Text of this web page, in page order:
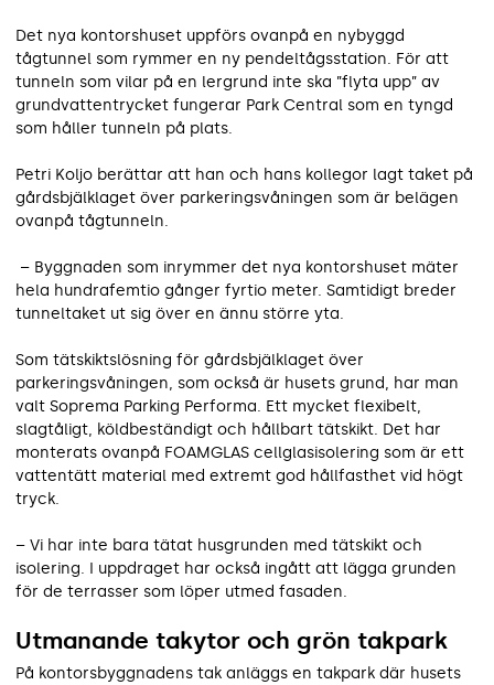
Det nya kontorshuset uppförs ovanpå en nybyggd
tågtunnel som rymmer en ny pendeltågsstation. För att
tunneln som vilar på en lergrund inte ska ”flyta upp” av
grundvattentrycket fungerar Park Central som en tyngd
som håller tunneln på plats.
Petri Koljo berättar att han och hans kollegor lagt taket på
gårdsbjälklaget över parkeringsvåningen som är belägen
ovanpå tågtunneln.
– Byggnaden som inrymmer det nya kontorshuset mäter
hela hundrafemtio gånger fyrtio meter. Samtidigt breder
tunneltaket ut sig över en ännu större yta.
Som tätskiktslösning för gårdsbjälklaget över
parkeringsvåningen, som också är husets grund, har man
valt Soprema Parking Performa. Ett mycket flexibelt,
slagtåligt, köldbeständigt och hållbart tätskikt. Det har
monterats ovanpå FOAMGLAS cellglasisolering som är ett
vattentätt material med extremt god hållfasthet vid högt
tryck.
– Vi har inte bara tätat husgrunden med tätskikt och
isolering. I uppdraget har också ingått att lägga grunden
för de terrasser som löper utmed fasaden.
Utmanande takytor och grön takpark
På kontorsbyggnadens tak anläggs en takpark där husets